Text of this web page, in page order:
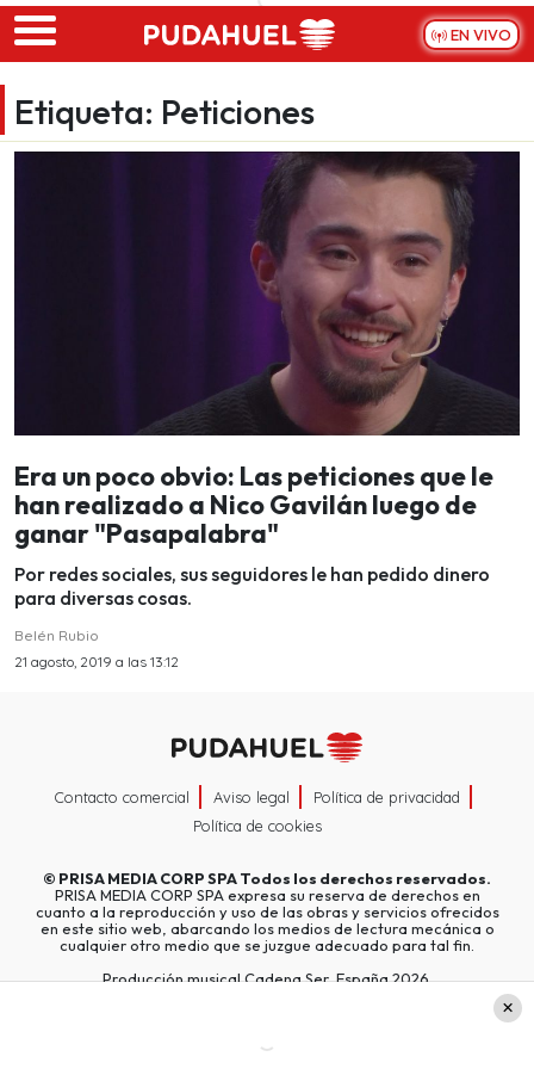
Skip to main content
EN VIVO
Etiqueta: Peticiones
Era un poco obvio: Las peticiones que le
han realizado a Nico Gavilán luego de
ganar "Pasapalabra"
Por redes sociales, sus seguidores le han pedido dinero
para diversas cosas.
Belén Rubio
21 agosto, 2019 a las 13:12
Contacto comercial Aviso legal
Política de privacidad
Política de cookies
© PRISA MEDIA CORP SPATodos los derechos reservados.
PRISA MEDIA CORP SPA expresa su reserva de derechos en
cuanto a la reproducción y uso de las obras y servicios ofrecidos
en este sitio web, abarcando los medios de lectura mecánica o
cualquier otro medio que se juzgue adecuado para tal fin.
Producción musical Cadena Ser, España 2026.